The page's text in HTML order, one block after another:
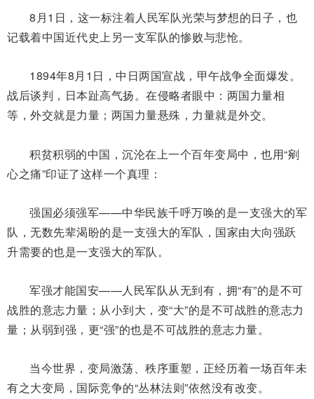
8月1日，这一标注着人民军队光荣与梦想的日子，也
记载着中国近代史上另一支军队的惨败与悲怆。
1894年8月1日，中日两国宣战，甲午战争全面爆发。
战后谈判，日本趾高气扬。在侵略者眼中：两国力量相
等，外交就是力量；两国力量悬殊，力量就是外交。
积贫积弱的中国，沉沦在上一个百年变局中，也用“剜
心之痛”印证了这样一个真理：
强国必须强军——中华民族千呼万唤的是一支强大的军
队，无数先辈渴盼的是一支强大的军队，国家由大向强跃
升需要的也是一支强大的军队。
军强才能国安——人民军队从无到有，拥“有”的是不可
战胜的意志力量；从小到大，变“大”的是不可战胜的意志力
量；从弱到强，更“强”的也是不可战胜的意志力量。
当今世界，变局激荡、秩序重塑，正经历着一场百年未
有之大变局，国际竞争的“丛林法则”依然没有改变。